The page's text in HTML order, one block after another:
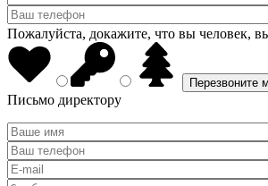
Пожалуйста, докажите, что вы человек,
Письмо директору